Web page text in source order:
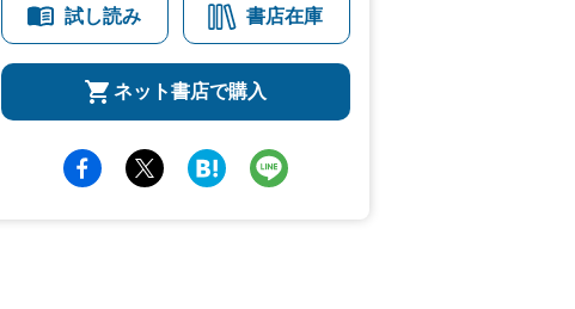
試し読み 書店在庫
ネット書店で購入